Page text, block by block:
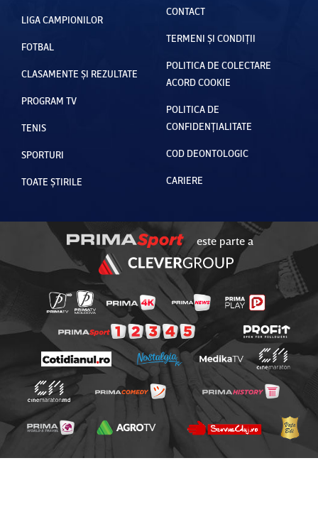
LIGA CAMPIONILOR
FOTBAL
CLASAMENTE ȘI REZULTATE
PROGRAM TV
TENIS
SPORTURI
TOATE ȘTIRILE
CONTACT
TERMENI ȘI CONDIȚII
POLITICA DE COLECTARE
ACORD COOKIE
POLITICA DE
CONFIDENȚIALITATE
COD DEONTOLOGIC
CARIERE
este parte a